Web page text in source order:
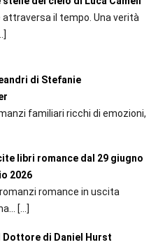
attraversa il tempo. Una verità
di Stefanie
familiari ricchi di emozioni,
libri romance dal 29 giugno
2026
romance in uscita
[…]
Dottore di Daniel Hurst